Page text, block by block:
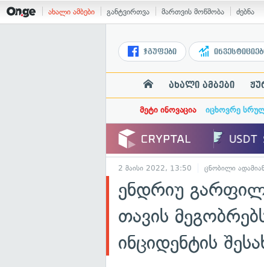
ახალი ამბები განტვირთვა მართვის მოწმობა ძებნა
ჯგუფები
ახალი ამბები
მეტი ინოვაცია იცხოვრე
2 მაისი 2022, 13:50 ცნობილი
ენდრიუ
თავის
ინციდენტის